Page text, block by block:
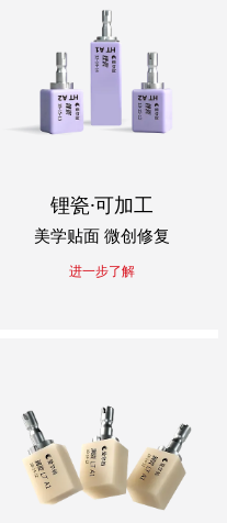
锂瓷·可加工
美学贴面 微创修复
进一步了解